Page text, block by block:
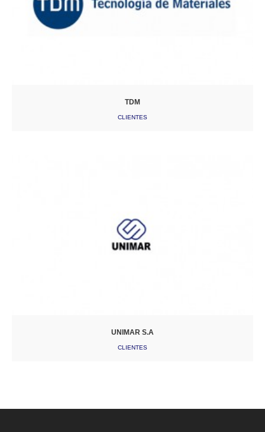
TDM
CLIENTES
UNIMAR S.A
CLIENTES